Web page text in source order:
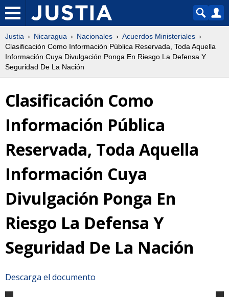
Justia Nicaragua Nacionales
Acuerdos Ministeriales
Clasificación Como Información Pública Reservada, Toda Aquella
Información Cuya Divulgación Ponga En Riesgo La Defensa Y
Seguridad De La Nación
Clasificación Como
Información Pública
Reservada, Toda Aquella
Información Cuya
Divulgación Ponga En
Riesgo La Defensa Y
Seguridad De La Nación
Descarga el documento